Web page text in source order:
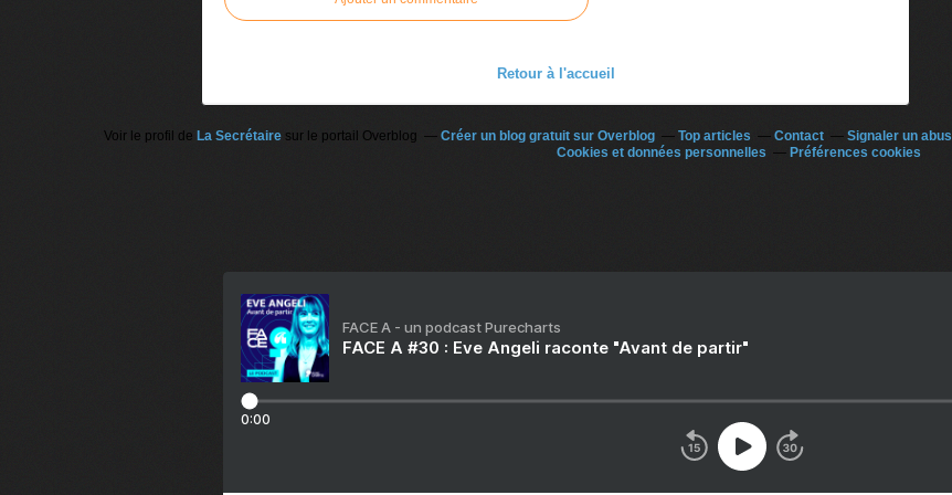
Retour à l'accueil
Voir le profil de La Secrétaire sur le portail Overblog Créer un blog gratuit sur Overblog Top articles Contact Signaler un abus
Cookies et données personnelles
Préférences cookies
FACE A - un podcast Purecharts
FACE A #30 : Eve Angeli raconte "Avant de partir"
0:00